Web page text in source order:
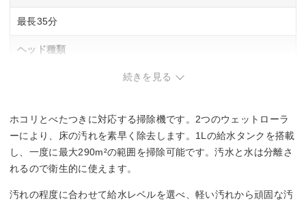
最長35分
ヘッド種類
–
続きを見る
ホコリとべたつきに対応する掃除機です。2つのウェットローラ
ーにより、床の汚れを素早く除去します。1Lの給水タンクを搭載
し、一度に最大290m²の範囲を掃除可能です。汚水と水は分離さ
れるので衛生的に使えます。
汚れの程度に合わせて給水レベルを選べ、軽い汚れから頑固な汚